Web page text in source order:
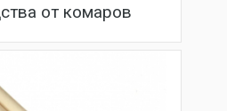
от комаров